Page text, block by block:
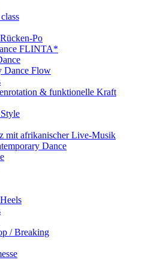
Po
FLINTA*
Dance Flow
& funktionelle Kraft
mit afrikanischer Live-Musik
Dance
/ Breaking